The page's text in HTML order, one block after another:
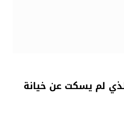
لم يسكت عن خيانة